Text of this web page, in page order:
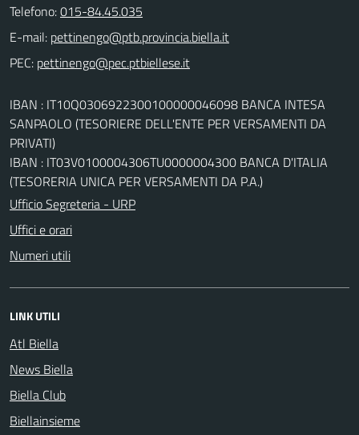
Telefono:015-84.45.035
E-mail:
PEC:
IBAN : IT10Q0306922300100000046098 BANCA INTESA
SANPAOLO (TESORIERE DELL'ENTE PER VERSAMENTI DA
PRIVATI)
IBAN : IT03V0100004306TU0000004300 BANCA D'ITALIA
(TESORERIA UNICA PER VERSAMENTI DA P.A.)
Ufficio Segreteria - URP
Uffici e orari
Numeri utili
LINK UTILI
Atl Biella
News Biella
Biella Club
Biellainsieme